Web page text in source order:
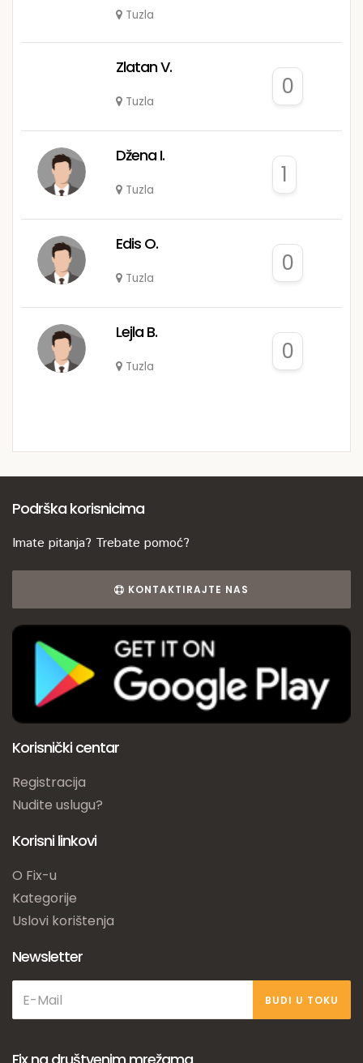
Tuzla
Zlatan V.
Tuzla
0
Džena I.
Tuzla
1
Edis O.
Tuzla
0
Lejla B.
Tuzla
0
Podrška korisnicima
Imate pitanja? Trebate pomoć?
KONTAKTIRAJTE NAS
Korisnički centar
Registracija
Nudite uslugu?
Korisni linkovi
O Fix-u
Kategorije
Uslovi korištenja
Newsletter
BUDI U TOKU